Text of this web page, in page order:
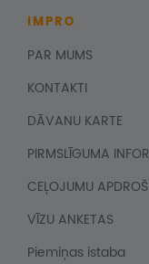
IMPRO
PAR MUMS
KONTAKTI
DĀVANU KARTE
PIRMSLĪGUMA
CEĻOJUMU
VĪZU ANKETAS
Piemiņas istaba